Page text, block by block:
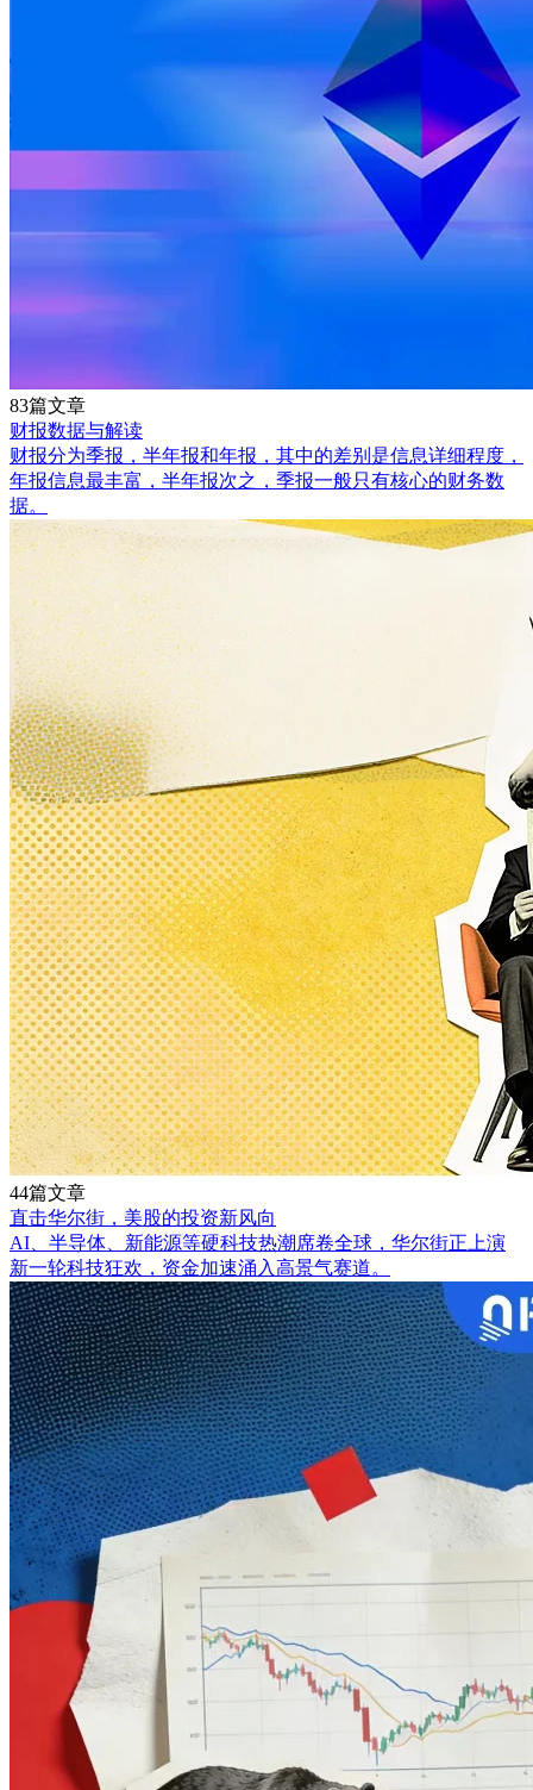
83篇文章
财报数据与解读
财报分为季报，半年报和年报，其中的差别是信息详细程度，
年报信息最丰富，半年报次之，季报一般只有核心的财务数
据。
44篇文章
直击华尔街，美股的投资新风向
AI、半导体、新能源等硬科技热潮席卷全球，华尔街正上演
新一轮科技狂欢，资金加速涌入高景气赛道。